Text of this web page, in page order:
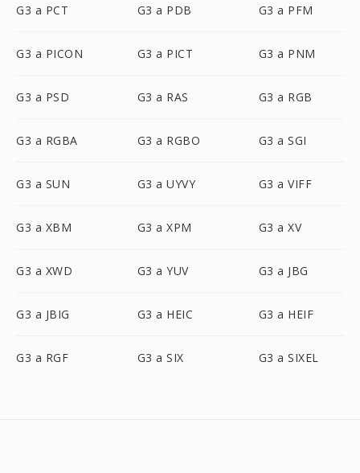
G3 a PCT G3 a PDB G3 a PFM
G3 a PICON G3 a PICT G3 a PNM
G3 a PSD G3 a RAS G3 a RGB
G3 a RGBA G3 a RGBO G3 a SGI
G3 a SUN G3 a UYVY G3 a VIFF
G3 a XBM G3 a XPM G3 a XV
G3 a XWD G3 a YUV G3 a JBG
G3 a JBIG G3 a HEIC G3 a HEIF
G3 a RGF G3 a SIX G3 a SIXEL